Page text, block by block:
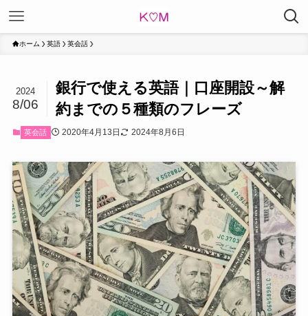
ホーム 英語 英会話
銀行で使える英語｜口座開設～解
約までの５種類のフレーズ
2024
8/06
英会話 2020年4月13日 2024年8月6日